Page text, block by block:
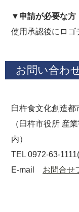
▼申請が必要な方
使用承認後にロゴ
お問い合わ
臼杵食文化創造
（臼杵市役所 産
内）
TEL 0972-63-
E-mail お問合せ